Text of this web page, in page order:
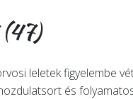
leletek figyelembe
és